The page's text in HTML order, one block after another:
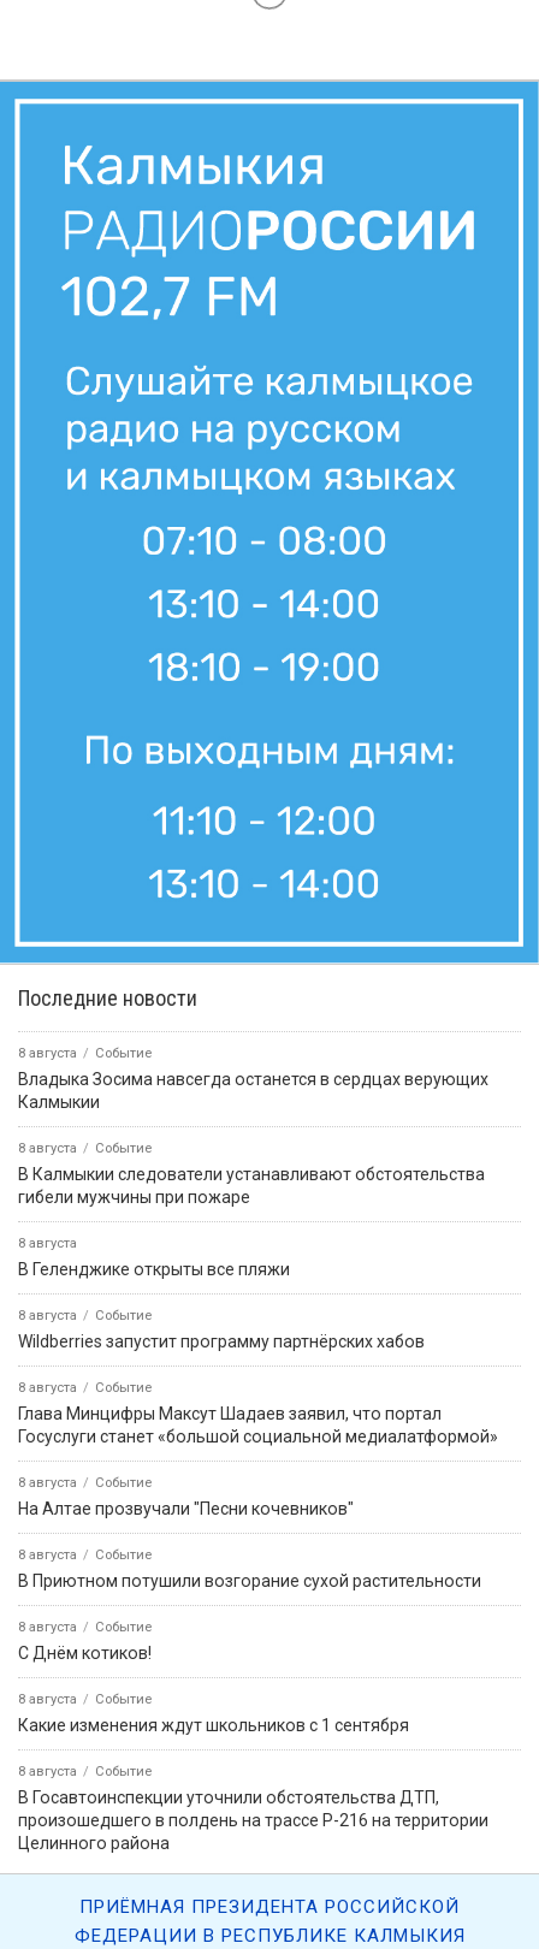
Последние новости
8 августа Событие
Владыка Зосима навсегда останется в сердцах верующих
Калмыкии
8 августа Событие
В Калмыкии следователи устанавливают обстоятельства
гибели мужчины при пожаре
8 августа
В Геленджике открыты все пляжи
8 августа Событие
Wildberries запустит программу партнёрских хабов
8 августа Событие
Глава Минцифры Максут Шадаев заявил, что портал
Госуслуги станет «большой социальной медиалатформой»
8 августа Событие
На Алтае прозвучали "Песни кочевников"
8 августа Событие
В Приютном потушили возгорание сухой растительности
8 августа Событие
С Днём котиков!
8 августа Событие
Какие изменения ждут школьников с 1 сентября
8 августа Событие
В Госавтоинспекции уточнили обстоятельства ДТП,
произошедшего в полдень на трассе Р-216 на территории
Целинного района
ПРИЁМНАЯ ПРЕЗИДЕНТА РОССИЙСКОЙ
ФЕДЕРАЦИИ В РЕСПУБЛИКЕ КАЛМЫКИЯ